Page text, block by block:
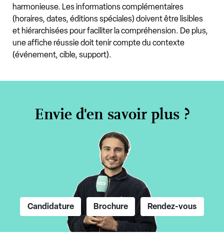
harmonieuse. Les informations complémentaires
(horaires, dates, éditions spéciales) doivent être lisibles
et hiérarchisées pour faciliter la compréhension. De plus,
une affiche réussie doit tenir compte du contexte
(événement, cible, support).
Envie d'en savoir plus ?
Candidature Brochure Rendez-vous